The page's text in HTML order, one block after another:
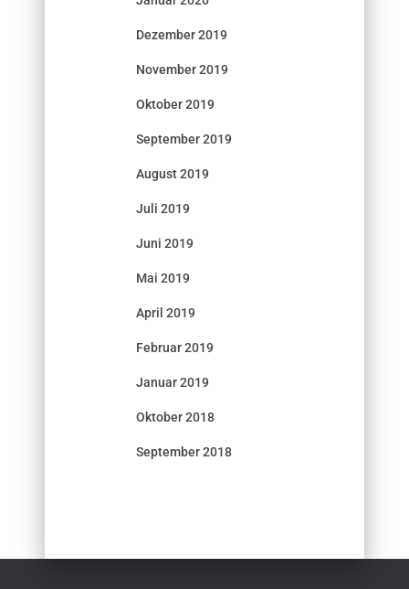
Dezember 2019
November 2019
Oktober 2019
September 2019
August 2019
Juli 2019
Juni 2019
Mai 2019
April 2019
Februar 2019
Januar 2019
Oktober 2018
September 2018